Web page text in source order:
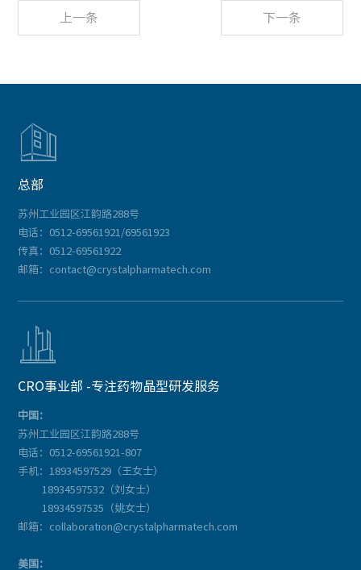
上一条 下一条

总部
苏州工业园区江韵路288号
电话：0512-69561921/69561923
传真：0512-69561922
邮箱：contact@crystalpharmatech.com

CRO事业部 -专注药物晶型研发服务
中国：
苏州工业园区江韵路288号
电话：0512-69561921-807
手机：18934597529（王女士）
18934597532（刘女士）
18934597535（姚女士）
邮箱：collaboration@crystalpharmatech.com
美国：